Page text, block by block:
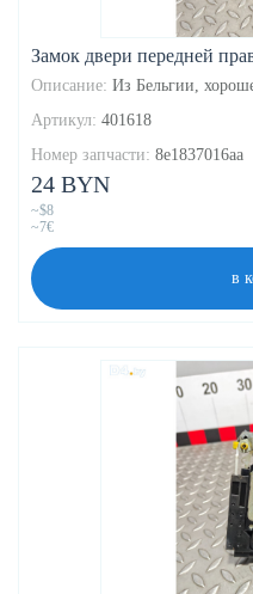
Замок двери передней
Описание: Из Бельгии,
Артикул: 401618
Номер запчасти: 8e1837016aa
24 BYN
~$8
~7€
в